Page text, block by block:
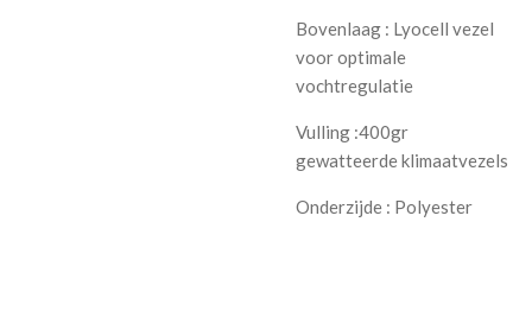
Bovenlaag : Lyocell vezel
voor optimale
vochtregulatie
Vulling :400gr
gewatteerde klimaatvezels
Onderzijde : Polyester